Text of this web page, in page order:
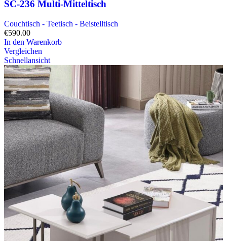
SC-236 Multi-Mitteltisch
Couchtisch - Teetisch - Beistelltisch
€590.00
In den Warenkorb
Vergleichen
Schnellansicht